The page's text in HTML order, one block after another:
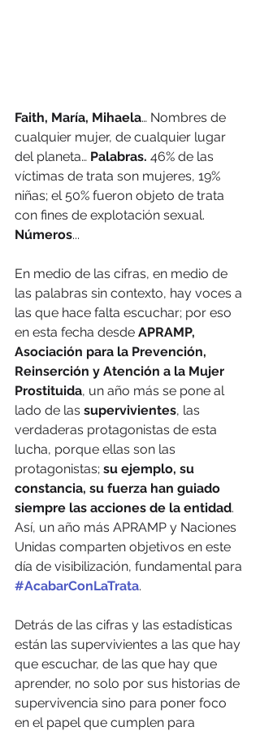
Faith, María, Mihaela… Nombres de
cualquier mujer, de cualquier lugar
del planeta… Palabras. 46% de las
víctimas de trata son mujeres, 19%
niñas; el 50% fueron objeto de trata
con fines de explotación sexual.
Números...
En medio de las cifras, en medio de
las palabras sin contexto, hay voces a
las que hace falta escuchar; por eso
en esta fecha desde APRAMP,
Asociación para la Prevención,
Reinserción y Atención a la Mujer
Prostituida, un año más se pone al
lado de las supervivientes, las
verdaderas protagonistas de esta
lucha, porque ellas son las
protagonistas; su ejemplo, su
constancia, su fuerza han guiado
siempre las acciones de la entidad.
Así, un año más APRAMP y Naciones
Unidas comparten objetivos en este
día de visibilización, fundamental para
#AcabarConLaTrata.
Detrás de las cifras y las estadísticas
están las supervivientes a las que hay
que escuchar, de las que hay que
aprender, no solo por sus historias de
supervivencia sino para poner foco
en el papel que cumplen para